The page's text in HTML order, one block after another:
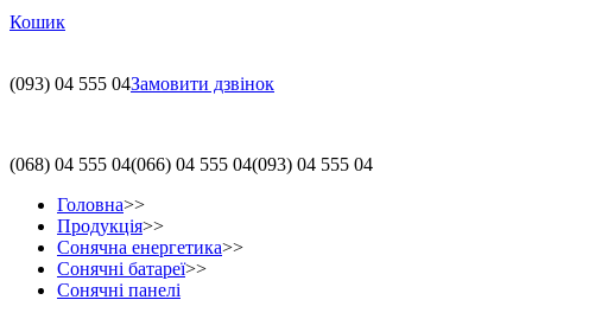
Кошик
(093) 04 555 04Замовити дзвінок
(068) 04 555 04(066) 04 555 04(093) 04 555 04
Головна>>
Продукція>>
Сонячна енергетика>>
Сонячні батареї>>
Сонячні панелі